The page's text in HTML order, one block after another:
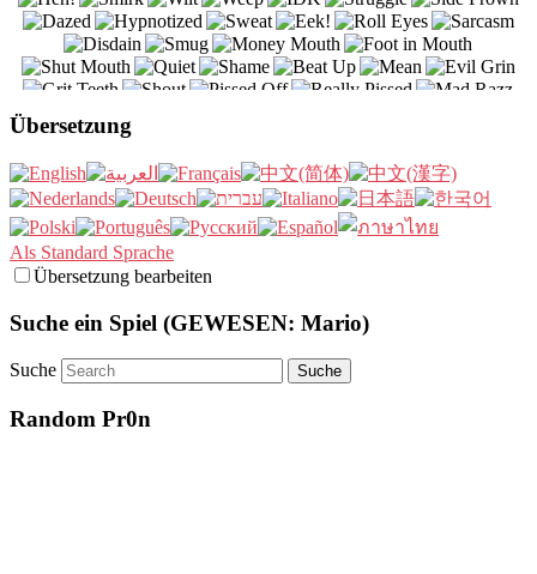
Übersetzung
Als Standard Sprache
Übersetzung bearbeiten
Suche ein Spiel (GEWESEN: Mario)
Suche
Random Pr0n